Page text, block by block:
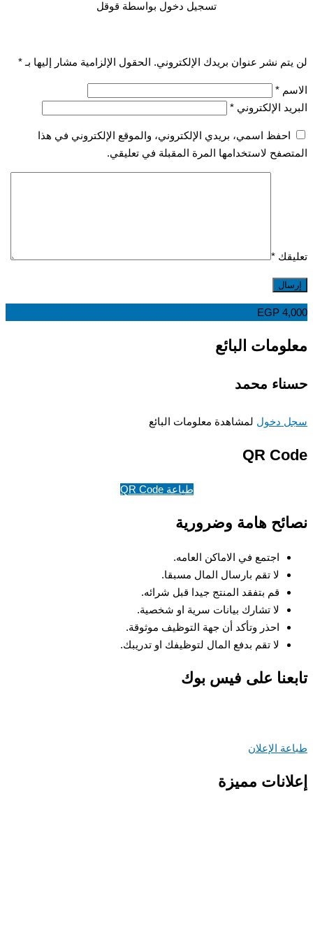
تسجيل دخول بواسطة قوقل
نشر عنوان بريدك الإلكتروني. الحقول الإلزامية مشار إليها بـ*
*
الإلكتروني *
احفظ اسمي، بريدي الإلكتروني، والموقع الإلكتروني في هذا
لاستخدامها المرة المقبلة في تعليقي.
*
EGP
البائع
محمد
دخوللمشاهدة معلومات البائع
QR
طباعة QR Code
هامة وضرورية
اجتمع في الاماكن العامه.
لا تقم بارسال المال مسبقا.
قم بتفقد المنتج جيدا قبل شرائه.
لا تشارك بيانات سرية او شخصية.
احذر وتأكد أن جهة التوظيف موثوقة.
لا تقم بدفع المال لتوظيفك او تدريبك.
على فيس بوك
الإعلان
مميزة